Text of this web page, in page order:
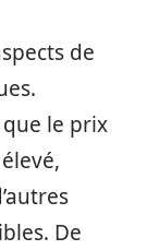
de
le prix
De